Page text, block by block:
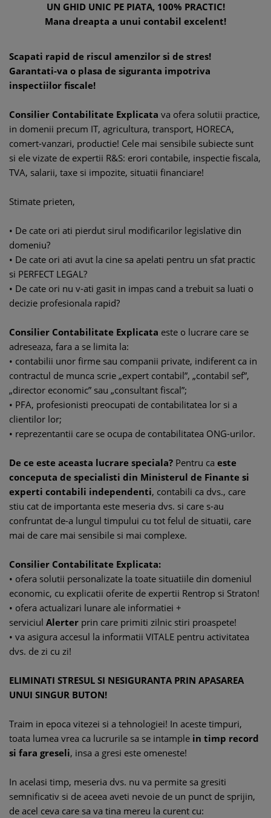
UN GHID UNIC PE PIATA, 100% PRACTIC!
Mana dreapta a unui contabil excelent!
Scapati rapid de riscul amenzilor si de stres!
Garantati-va o plasa de siguranta impotriva
inspectiilor fiscale!
Consilier Contabilitate Explicata va ofera solutii practice,
in domenii precum IT, agricultura, transport, HORECA,
comert-vanzari, productie! Cele mai sensibile subiecte sunt
si ele vizate de expertii R&S: erori contabile, inspectie fiscala,
TVA, salarii, taxe si impozite, situatii financiare!
Stimate prieten,
• De cate ori ati pierdut sirul modificarilor legislative din
domeniu?
• De cate ori ati avut la cine sa apelati pentru un sfat practic
si PERFECT LEGAL?
• De cate ori nu v-ati gasit in impas cand a trebuit sa luati o
decizie profesionala rapid?
Consilier Contabilitate Explicata este o lucrare care se
adreseaza, fara a se limita la:
• contabilii unor firme sau companii private, indiferent ca in
contractul de munca scrie „expert contabil”, „contabil sef”,
„director economic” sau „consultant fiscal”;
• PFA, profesionisti preocupati de contabilitatea lor si a
clientilor lor;
• reprezentantii care se ocupa de contabilitatea ONG-urilor.
De ce este aceasta lucrare speciala? Pentru ca este
conceputa de specialisti din Ministerul de Finante si
experti contabili independenti, contabili ca dvs., care
stiu cat de importanta este meseria dvs. si care s-au
confruntat de-a lungul timpului cu tot felul de situatii, care
mai de care mai sensibile si mai complexe.
Consilier Contabilitate Explicata:
• ofera solutii personalizate la toate situatiile din domeniul
economic, cu explicatii oferite de expertii Rentrop si Straton!
• ofera actualizari lunare ale informatiei +
serviciul Alerter prin care primiti zilnic stiri proaspete!
• va asigura accesul la informatii VITALE pentru activitatea
dvs. de zi cu zi!
ELIMINATI STRESUL SI NESIGURANTA PRIN APASAREA
UNUI SINGUR BUTON!
Traim in epoca vitezei si a tehnologiei! In aceste timpuri,
toata lumea vrea ca lucrurile sa se intample in timp record
si fara greseli, insa a gresi este omeneste!
In acelasi timp, meseria dvs. nu va permite sa gresiti
semnificativ si de aceea aveti nevoie de un punct de sprijin,
de acel ceva care sa va tina mereu la curent cu: